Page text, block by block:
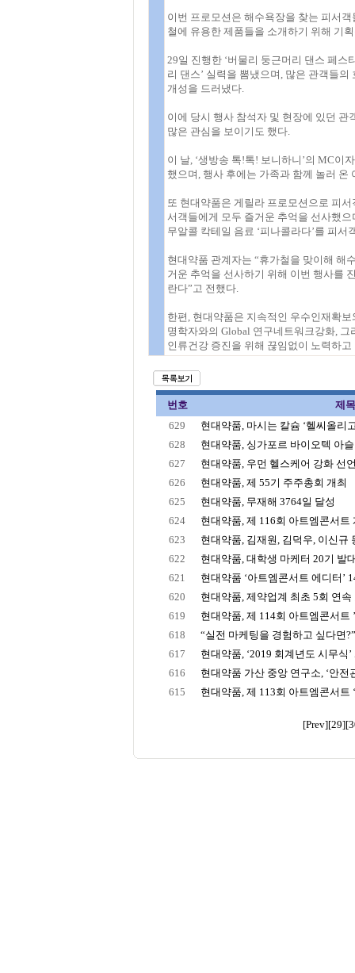
이번 프로모션은 해수욕장을 찾는 피서
철에 유용한 제품들을 소개하기 위해 기
29일 진행한 ‘버물리 둥근머리 댄스 페스
리 댄스’ 실력을 뽐냈으며, 많은 관객들
개성을 드러냈다.
이에 당시 행사 참석자 및 현장에 있던 관
많은 관심을 보이기도 했다.
이 날, ‘생방송 톡!톡! 보니하니’의 MC이
했으며, 행사 후에는 가족과 함께 놀러 온
또 현대약품은 게릴라 프로모션으로 피
서객들에게 모두 즐거운 추억을 선사했
무알콜 칵테일 음료 ‘피나콜라다’를 피서
현대약품 관계자는 “휴가철을 맞이해 해
거운 추억을 선사하기 위해 이번 행사를
란다”고 전했다.
한편, 현대약품은 지속적인 우수인재확
명학자와의 Global 연구네트워크강화,
인류건강 증진을 위해 끊임없이 노력하고
번호
제목
629
현대약품, 마시는 칼슘 ‘헬씨올리
628
현대약품, 싱가포르 바이오텍 아
627
현대약품, 우먼 헬스케어 강화 선
626
현대약품, 제 55기 주주총회 개최
625
현대약품, 무재해 3764일 달성
624
현대약품, 제 116회 아트엠콘서트
623
현대약품, 김재원, 김덕우, 이신규
622
현대약품, 대학생 마케터 20기 발
621
현대약품 ‘아트엠콘서트 에디터’
620
현대약품, 제약업계 최초 5회 연속
619
현대약품, 제 114회 아트엠콘서트
618
“실전 마케팅을 경험하고 싶다면
617
현대약품, ‘2019 회계년도 시무식’
616
현대약품 가산 중앙 연구소, ‘안전
615
현대약품, 제 113회 아트엠콘서트
[Prev][29]